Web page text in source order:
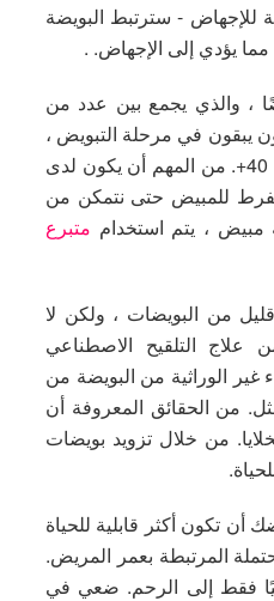
للإجهاض - سترتبط البويضة
يؤدي إلى الإجهاض. .
الأنابيب ، نقدم نهجًا علاجيًا شاملاً لأكثر من 40 مريضًا ، والذي يجمع بين عدد من
يبقون في مرحلة التبويض ،
والذين لا يزال لديهم حد أدنى من نشاط المبيض هم المرشحون المثاليون لبرنامج العلاج 40+. من المهم أن يكون لدى
المفرط للمبيض حتى نتمكن من
مبيض ، يتم استخدام متبرع
من البويضات ، ولكن لا
التلقيح الاصطناعي
غير الوراثية من البويضة من
من الحقائق المعروفة أن
من خلال تزويد بويضات
أن تكون أكثر قابلية للحياة
المرتبطة بعمر المريض.
فقط إلى الرحم. ضعي في